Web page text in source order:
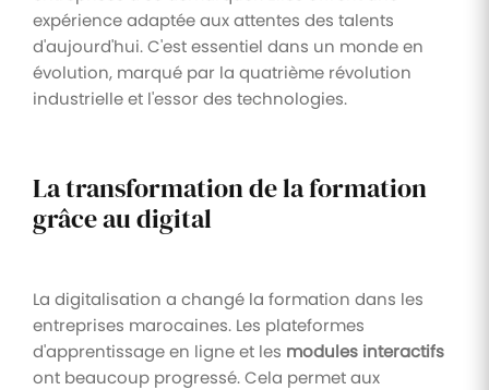
expérience adaptée aux attentes des talents
d'aujourd'hui. C'est essentiel dans un monde en
évolution, marqué par la quatrième révolution
industrielle et l'essor des technologies.
La transformation de la formation
grâce au digital
La digitalisation a changé la formation dans les
entreprises marocaines. Les plateformes
d'apprentissage en ligne et les modules interactifs
ont beaucoup progressé. Cela permet aux